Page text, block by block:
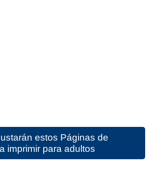
estos Páginas de
imprimir para adultos